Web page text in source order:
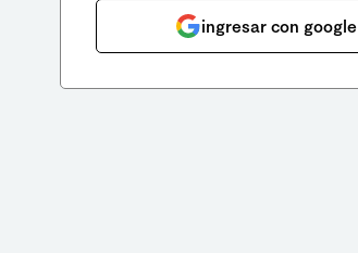
ingresar con google